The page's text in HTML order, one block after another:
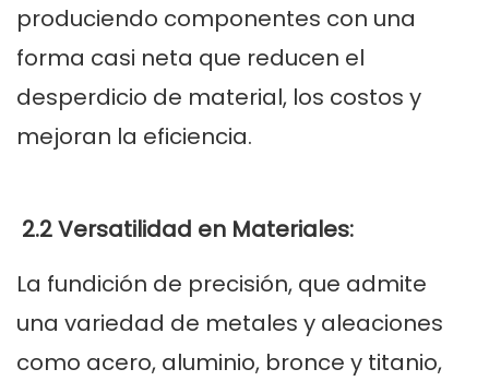
produciendo componentes con una
forma casi neta que reducen el
desperdicio de material, los costos y
mejoran la eficiencia.
2.2 Versatilidad en Materiales:
La fundición de precisión, que admite
una variedad de metales y aleaciones
como acero, aluminio, bronce y titanio,